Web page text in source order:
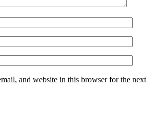
and website in this browser for the next